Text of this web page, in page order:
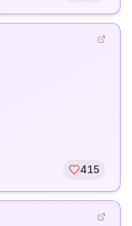
415